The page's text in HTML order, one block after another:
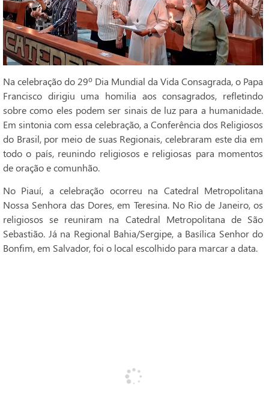
Na celebração do 29º Dia Mundial da Vida Consagrada, o Papa
Francisco dirigiu uma homilia aos consagrados, refletindo
sobre como eles podem ser sinais de luz para a humanidade.
Em sintonia com essa celebração, a Conferência dos Religiosos
do Brasil, por meio de suas Regionais, celebraram este dia em
todo o país, reunindo religiosos e religiosas para momentos
de oração e comunhão.
No Piauí, a celebração ocorreu na Catedral Metropolitana
Nossa Senhora das Dores, em Teresina. No Rio de Janeiro, os
religiosos se reuniram na Catedral Metropolitana de São
Sebastião. Já na Regional Bahia/Sergipe, a Basílica Senhor do
Bonfim, em Salvador, foi o local escolhido para marcar a data.